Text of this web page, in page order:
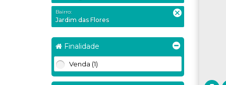
Bairro:
Jardim das Flores
Finalidade
Venda (1)